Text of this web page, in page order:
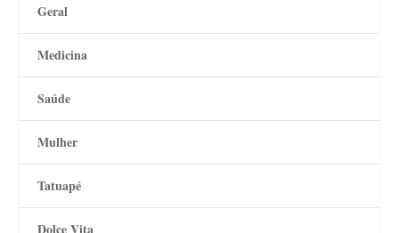
Geral
Medicina
Saúde
Mulher
Tatuapé
Dolce Vita